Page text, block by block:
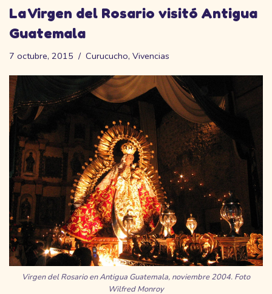
La Virgen del Rosario visitó Antigua
Guatemala
7 octubre, 2015 Curucucho, Vivencias
Virgen del Rosario en Antigua Guatemala, noviembre 2004. Foto
Wilfred Monroy